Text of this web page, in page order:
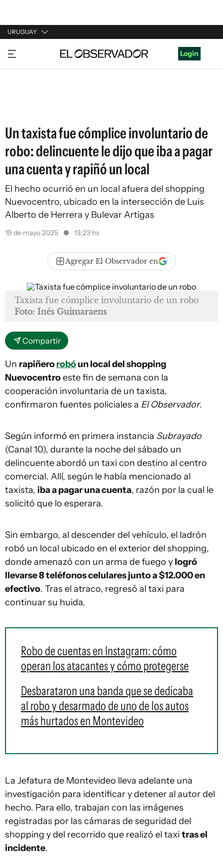
URUGUAY
URUGUAY
ARGENTINA
Login
Un taxista fue cómplice involuntario de
robo: delincuente le dijo que iba a pagar
una cuenta y rapiñó un local
El hecho ocurrió en un local afuera del shopping
Nuevocentro, ubicado en la intersección de Luis
Alberto de Herrera y Bulevar Artigas
19 de mayo 2025 13:23 hs
Agregar El Observador en
Taxista fue cómplice involuntario de un robo
Foto: Inés Guimaraens
Compartir
Un rapiñerorobóun local del shopping
Nuevocentroeste fin de semana con la
cooperación involuntaria de un taxista,
confirmaron fuentes policiales a El Observador.
Según informó en primera instancia Subrayado
(Canal 10), durante la noche del sábado un
delincuente abordó un taxi con destino al centro
comercial. Allí, según le había mencionado al
taxista, iba a pagar una cuenta, razón por la cual le
solicitó que lo esperara.
Sin embargo, al descender del vehículo, el ladrón
robó un local ubicado en el exterior del shopping,
donde amenazó con un arma de fuego y logró
llevarse 8 teléfonos celulares junto a $12.000 en
efectivo. Tras el atraco, regresó al taxi para
continuar su huida.
Robo de cuentas en Instagram: cómo
operan los atacantes y cómo protegerse
Desbarataron una banda que se dedicaba
al robo y desarmado de uno de los autos
más hurtados en Montevideo
La Jefatura de Montevideo lleva adelante una
investigación para identificar y detener al autor del
hecho. Para ello, trabajan con las imágenes
registradas por las cámaras de seguridad del
shopping y del recorrido que realizó el taxi tras el
incidente.